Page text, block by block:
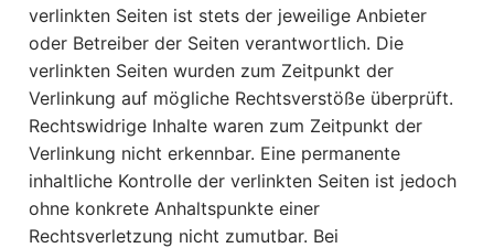
verlinkten Seiten ist stets der jeweilige Anbieter
oder Betreiber der Seiten verantwortlich. Die
verlinkten Seiten wurden zum Zeitpunkt der
Verlinkung auf mögliche Rechtsverstöße überprüft.
Rechtswidrige Inhalte waren zum Zeitpunkt der
Verlinkung nicht erkennbar. Eine permanente
inhaltliche Kontrolle der verlinkten Seiten ist jedoch
ohne konkrete Anhaltspunkte einer
Rechtsverletzung nicht zumutbar. Bei